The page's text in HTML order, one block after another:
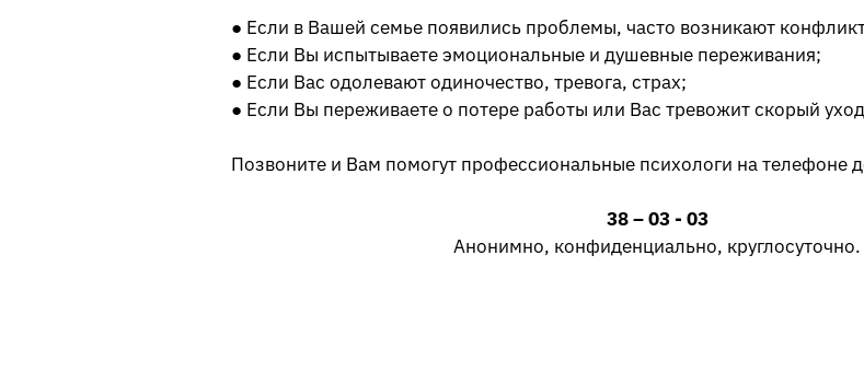
● Если в Вашей семье появились проблемы, часто возникают
● Если Вы испытываете эмоциональные и душевные переживания;
● Если Вас одолевают одиночество, тревога, страх;
● Если Вы переживаете о потере работы или Вас тревожит скорый
Позвоните и Вам помогут профессиональные психологи на телефоне
38 – 03 - 03
Анонимно, конфиденциально, круглосуточно.